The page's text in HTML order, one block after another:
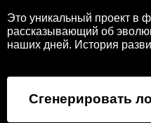
Это уникальный проект в
рассказывающий об
наших дней. История
Сгенерировать